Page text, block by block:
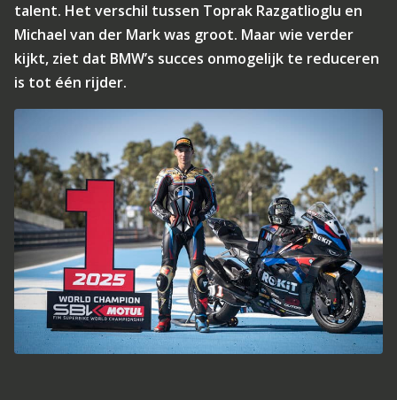
talent. Het verschil tussen Toprak Razgatlioglu en
Michael van der Mark was groot. Maar wie verder
kijkt, ziet dat BMW’s succes onmogelijk te reduceren
is tot één rijder.